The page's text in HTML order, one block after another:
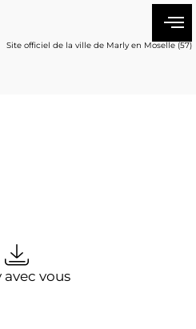
Site officiel de la ville de Marly en Moselle (57)
avec vous